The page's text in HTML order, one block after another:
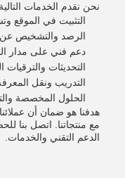
نحن نقدم الخدمات
التثبيت في الموقع
الرصد والتشخيص عن
دعم فني على مدار
التحديثات والترقيات
التدريب ونقل
الحلول المخصصة
هدفنا هو ضمان أن
مع منتجاتنا. اتصل بنا
الدعم التقني والخدمات.